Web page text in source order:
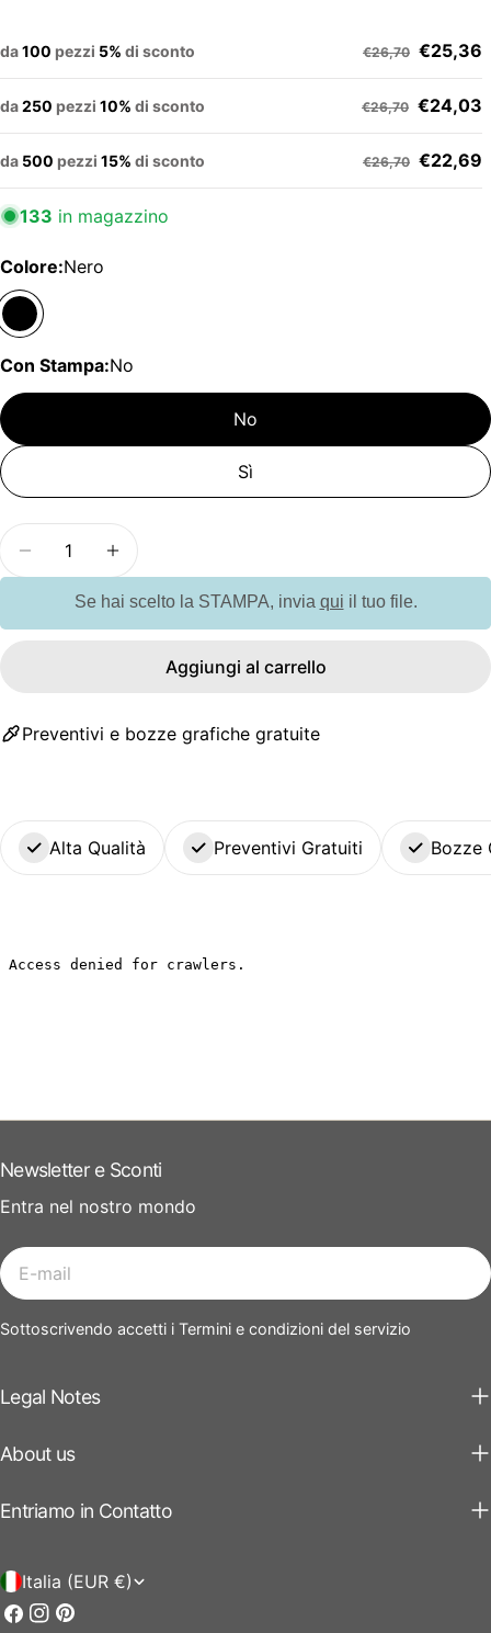
da100 pezzi 5% di sconto €26,70 €25,36
da250 pezzi 10% di sconto €26,70 €24,03
da 500 pezzi 15% di sconto €26,70 €22,69
133 in magazzino
Colore:Nero
Con Stampa:No
No
Sì
Diminuisci la quantità per G107949 Moleskine
Aumenta la quantità per G107949
Se hai scelto la STAMPA, invia qui il tuo file.
Aggiungi al carrello
Preventivi e bozze grafiche gratuite
Alta Qualità Preventivi Gratuiti Bozze
Legal Notes
About us
Entriamo in Contatto
Newsletter e Sconti
Entra nel nostro mondo
E-
mail
Sottoscrivendo accetti i Termini e condizioni del servizio
P
a
Italia (EUR €)
Facebook
Instagram
Pinterest